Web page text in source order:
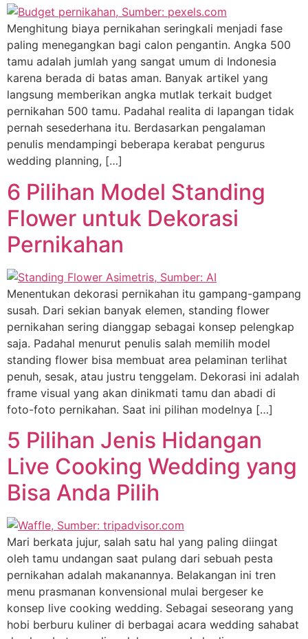
Menghitung biaya pernikahan seringkali menjadi fase
paling menegangkan bagi calon pengantin. Angka 500
tamu adalah jumlah yang sangat umum di Indonesia
karena berada di batas aman. Banyak artikel yang
langsung memberikan angka mutlak terkait budget
pernikahan 500 tamu. Padahal realita di lapangan tidak
pernah sesederhana itu. Berdasarkan pengalaman
penulis mendampingi beberapa kerabat pengurus
wedding planning, […]
6 Pilihan Model Standing
Flower untuk Dekorasi
Pernikahan
Menentukan dekorasi pernikahan itu gampang-gampang
susah. Dari sekian banyak elemen, standing flower
pernikahan sering dianggap sebagai konsep pelengkap
saja. Padahal menurut penulis salah memilih model
standing flower bisa membuat area pelaminan terlihat
penuh, sesak, atau justru tenggelam. Dekorasi ini adalah
frame visual yang akan dinikmati tamu dan abadi di
foto-foto pernikahan. Saat ini pilihan modelnya […]
5 Pilihan Jenis Hidangan
Live Cooking Wedding yang
Bisa Anda Pilih
Mari berkata jujur, salah satu hal yang paling diingat
oleh tamu undangan saat pulang dari sebuah pesta
pernikahan adalah makanannya. Belakangan ini tren
menu prasmanan konvensional mulai bergeser ke
konsep live cooking wedding. Sebagai seseorang yang
hobi berburu kuliner di berbagai acara wedding sahabat